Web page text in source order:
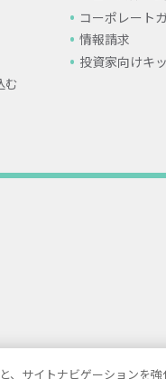
む
コーポレート
情報請求
投資家向けキ
、サイトナビゲーションを